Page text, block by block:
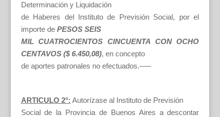
Determinación y Liquidación
de Haberes del Instituto de Previsión Social, por el
importe de PESOS SEIS
MIL CUATROCIENTOS CINCUENTA CON OCHO
CENTAVOS ($ 6.450,08), en concepto
de aportes patronales no efectuados.—–
ARTICULO 2°: Autorízase al Instituto de Previsión
Social de la Provincia de Buenos Aires a descontar